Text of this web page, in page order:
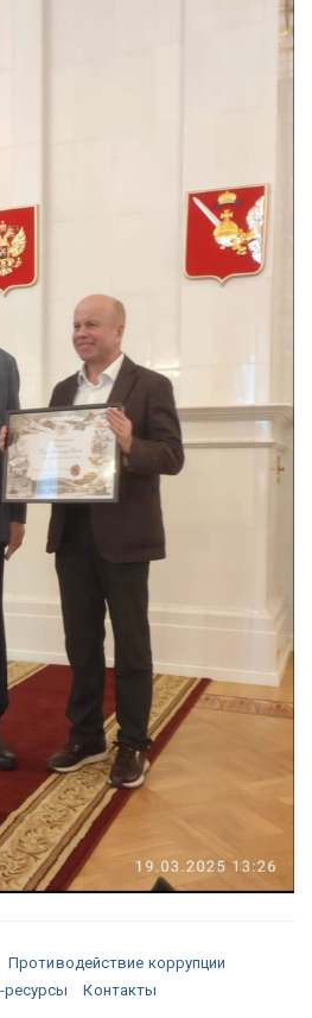
Противодействие коррупции
ресурсы
Контакты